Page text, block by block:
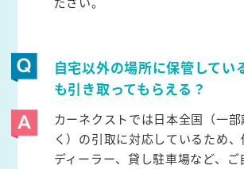
自宅以外の場所に保管してい
も引き取ってもらえる？
カーネクストでは日本全国（一
く）の引取に対応しているため
ディーラー、貸し駐車場など、